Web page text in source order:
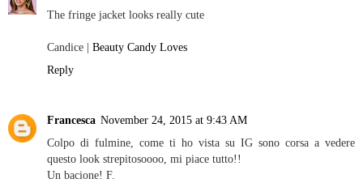
The fringe jacket looks really cute
Candice | Beauty Candy Loves
Reply
Francesca November 24, 2015 at 9:43 AM
Colpo di fulmine, come ti ho vista su IG sono corsa a vedere
questo look strepitosoooo, mi piace tutto!!
Un bacione! F.